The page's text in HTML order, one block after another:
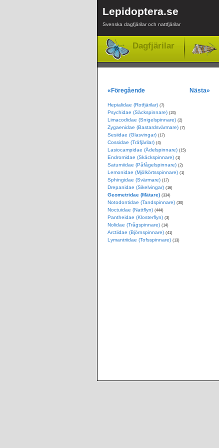
Lepidoptera.se
Svenska dagfjärilar och nattfjärilar
Dagfjärilar
«Föregående Nästa»
Hepialidae (Rotfjärilar) (7)
Psychidae (Säckspinnare) (24)
Limacodidae (Snigelspinnare) (2)
Zygaenidae (Bastardsvärmare) (7)
Sesiidae (Glasvingar) (17)
Cossidae (Träfjärilar) (4)
Lasiocampidae (Ädelspinnare) (15)
Endromidae (Skäckspinnare) (1)
Saturniidae (Påfågelspinnare) (2)
Lemonidae (Mjölkörtsspinnare) (1)
Sphingidae (Svärmare) (17)
Drepanidae (Sikelvingar) (16)
Geometridae (Mätare) (334)
Notodontidae (Tandspinnare) (30)
Noctuidae (Nattflyn) (444)
Pantheidae (Klosterflyn) (3)
Nolidae (Trågspinnare) (14)
Arctiidae (Björnspinnare) (41)
Lymantriidae (Tofsspinnare) (13)